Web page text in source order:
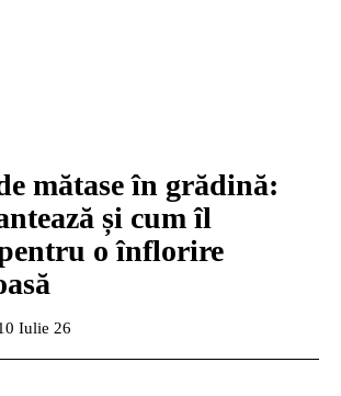
mătase în grădină:
și cum îl
o înflorire
Iulie 26